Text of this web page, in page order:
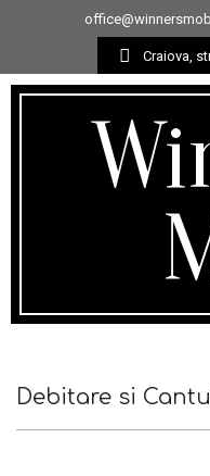
Craiova,
Debitare si